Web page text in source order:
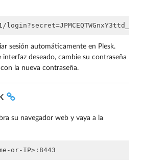
sesión automáticamente en Plesk.
interfaz deseado, cambie su contraseña
la nueva contraseña.
su navegador web y vaya a la